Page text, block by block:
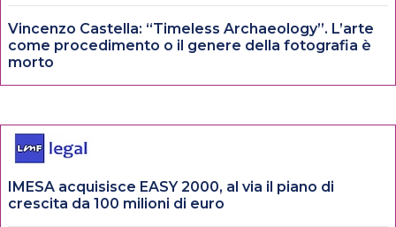
Vincenzo Castella: “Timeless Archaeology”. L’arte
come procedimento o il genere della fotografia è
morto
IMESA acquisisce EASY 2000, al via il piano di
crescita da 100 milioni di euro